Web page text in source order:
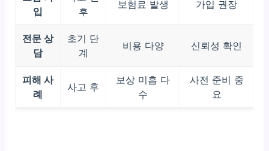
입
후
보험료 발생 가입 권장
전문 상
담
초기 단
계
비용 다양 신뢰성 확인
피해 사
례
사고 후
보상 미흡 다
수
사전 준비 중
요